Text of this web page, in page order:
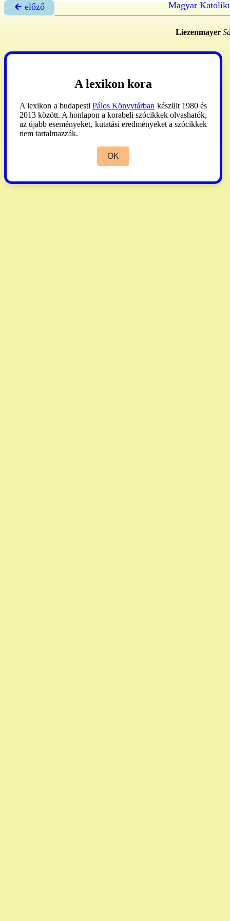
🡰 előző Magyar
Liezenmayer
A lexikon kora
A lexikon a budapesti Pálos Könyvtárban készült 1980 és
2013 között. A honlapon a korabeli szócikkek olvashatók,
az újabb eseményeket, kutatási eredményeket a szócikkek
nem tartalmazzák.
OK